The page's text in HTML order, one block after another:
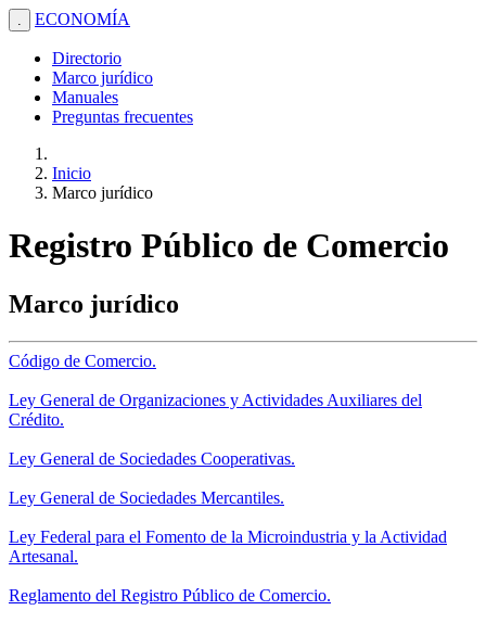
. ECONOMÍA
Directorio
Marco jurídico
Manuales
Preguntas frecuentes
Inicio
Marco jurídico
Registro Público de Comercio
Marco jurídico
Código de Comercio.
Ley General de Organizaciones y Actividades Auxiliares del
Crédito.
Ley General de Sociedades Cooperativas.
Ley General de Sociedades Mercantiles.
Ley Federal para el Fomento de la Microindustria y la Actividad
Artesanal.
Reglamento del Registro Público de Comercio.